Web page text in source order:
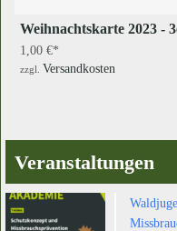
Weihnachtskarte 2023 -
1,00 €
zzgl. Versandkosten
Veranstaltungen